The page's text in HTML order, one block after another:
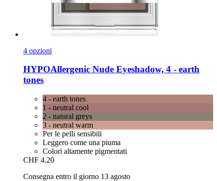
4 opzioni
HYPOAllergenic Nude Eyeshadow, 4 -​ earth
tones
4 - earth tones
1 - neutral cool
2 - natural greys
3 - neutral warm
Per le pelli sensibili
Leggero come una piuma
Colori altamente pigmentati
CHF 4.20
Consegna entro il giorno 13 agosto